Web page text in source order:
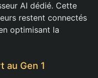
AI dédié. Cette
restent connectés
optimisant la
au Gen 1